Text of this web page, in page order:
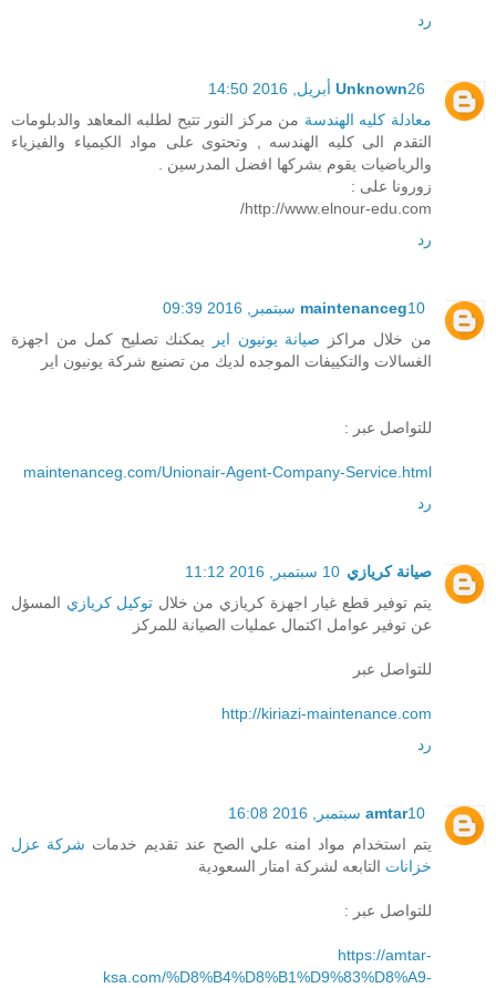
رد
Unknown26 أبريل, 2016 14:50
معادلة كليه الهندسة من مركز النور تتيح لطلبه المعاهد والدبلومات
التقدم الى كليه الهندسه , وتحتوى على مواد الكيمياء والفيزياء
والرياضيات يقوم بشركها افضل المدرسين .
زورونا على :
http://www.elnour-edu.com/
رد
maintenanceg10 سبتمبر, 2016 09:39
من خلال مراكز صيانة يونيون اير
يمكنك تصليح كمل من اجهزة
الغسالات والتكييفات الموجده لديك من تصنيع شركة يونيون اير
للتواصل عبر :
maintenanceg.com/Unionair-Agent-Company-Service.html
رد
صيانة كريازي 10 سبتمبر, 2016 11:12
يتم توفير قطع غيار اجهزة كريازي من خلال توكيل كريازي المسؤل
عن توفير عوامل اكتمال عمليات الصيانة للمركز
للتواصل عبر
http://kiriazi-maintenance.com
رد
amtar10 سبتمبر, 2016 16:08
يتم استخدام مواد امنه علي الصح عند تقديم خدمات شركة عزل
خزانات التابعه لشركة امتار السعودية
للتواصل عبر :
https://amtar-
ksa.com/%D8%B4%D8%B1%D9%83%D8%A9-